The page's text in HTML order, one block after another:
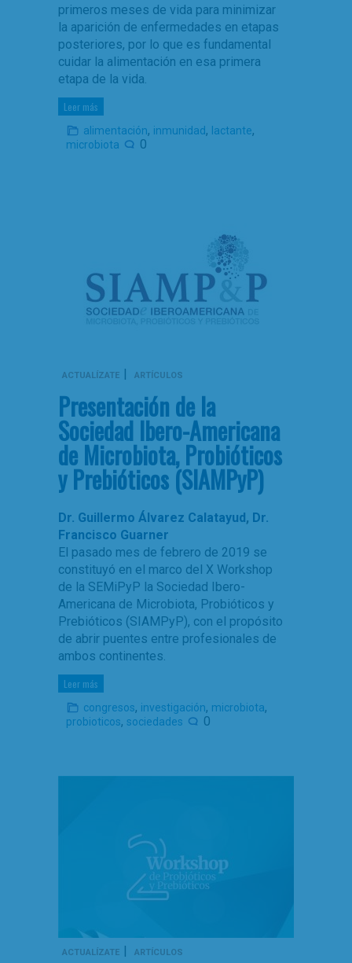
primeros meses de vida para minimizar
la aparición de enfermedades en etapas
posteriores, por lo que es fundamental
cuidar la alimentación en esa primera
etapa de la vida.
Leer más
alimentación, inmunidad, lactante,
microbiota 0
ACTUALÍZATE | ARTÍCULOS
Presentación de la
Sociedad Ibero-Americana
de Microbiota, Probióticos
y Prebióticos (SIAMPyP)
Dr. Guillermo Álvarez Calatayud, Dr.
Francisco Guarner
El pasado mes de febrero de 2019 se
constituyó en el marco del X Workshop
de la SEMiPyP la Sociedad Ibero-
Americana de Microbiota, Probióticos y
Prebióticos (SIAMPyP), con el propósito
de abrir puentes entre profesionales de
ambos continentes.
Leer más
congresos, investigación, microbiota,
probioticos, sociedades 0
ACTUALÍZATE | ARTÍCULOS